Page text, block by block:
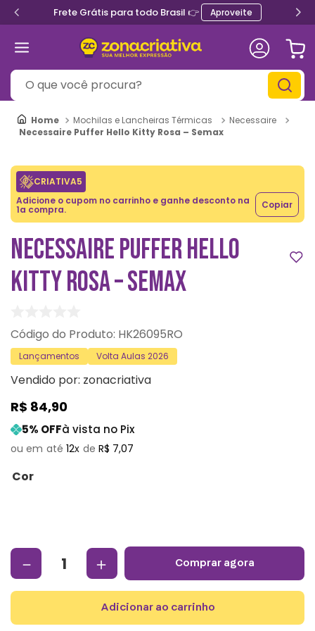
Frete Grátis para todo Brasil 👉 Aproveite
O que você procura?
Mochilas e Lancheiras Térmicas
Necessaire
Necessaire Puffer Hello Kitty Rosa – Semax
CRIATIVA5
Adicione o cupom no carrinho e ganhe desconto na
1a compra. Copiar
NECESSAIRE PUFFER HELLO
KITTY ROSA – SEMAX
: HK26095RO
Lançamentos Volta Aulas 2026
Vendido por: zonacriativa
R$ 84,90
5% OFFà vista no Pix
12 R$ 7,07
Cor
＋
－ comprar agora
adicionar ao carrinho